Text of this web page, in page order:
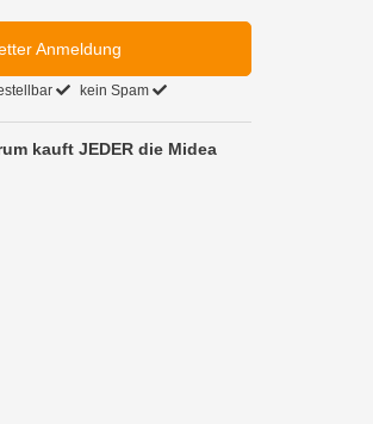
Anmeldung
kein Spam
kauft JEDER die Midea